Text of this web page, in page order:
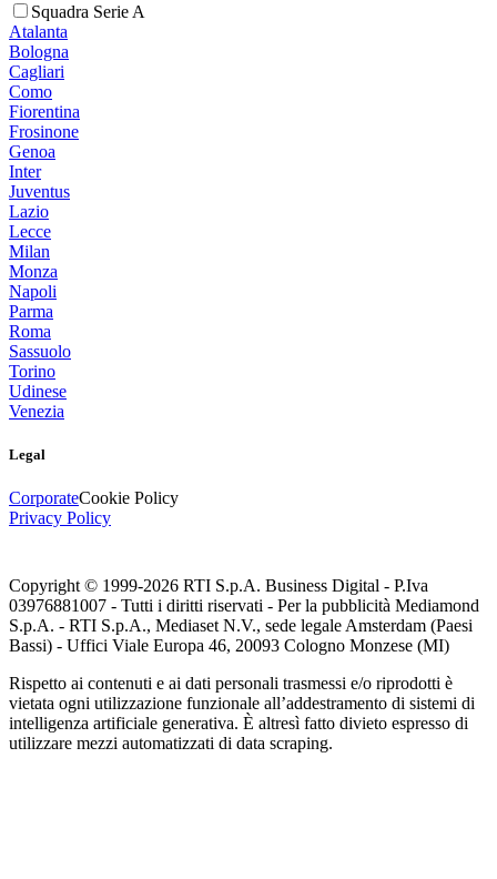
Squadra Serie A
Atalanta
Bologna
Cagliari
Como
Fiorentina
Frosinone
Genoa
Inter
Juventus
Lazio
Lecce
Milan
Monza
Napoli
Parma
Roma
Sassuolo
Torino
Udinese
Venezia
Legal
CorporateCookie Policy
Privacy Policy
Copyright © 1999-2026 RTI S.p.A. Business Digital - P.Iva
03976881007 - Tutti i diritti riservati - Per la pubblicità Mediamond
S.p.A. - RTI S.p.A., Mediaset N.V., sede legale Amsterdam (Paesi
Bassi) - Uffici Viale Europa 46, 20093 Cologno Monzese (MI)
Rispetto ai contenuti e ai dati personali trasmessi e/o riprodotti è
vietata ogni utilizzazione funzionale all’addestramento di sistemi di
intelligenza artificiale generativa. È altresì fatto divieto espresso di
utilizzare mezzi automatizzati di data scraping.